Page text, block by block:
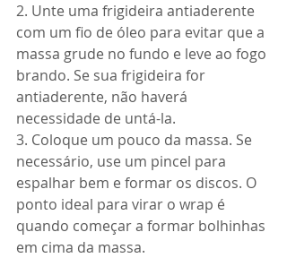
2. Unte uma frigideira antiaderente
com um fio de óleo para evitar que a
massa grude no fundo e leve ao fogo
brando. Se sua frigideira for
antiaderente, não haverá
necessidade de untá-la.
3. Coloque um pouco da massa. Se
necessário, use um pincel para
espalhar bem e formar os discos. O
ponto ideal para virar o wrap é
quando começar a formar bolhinhas
em cima da massa.